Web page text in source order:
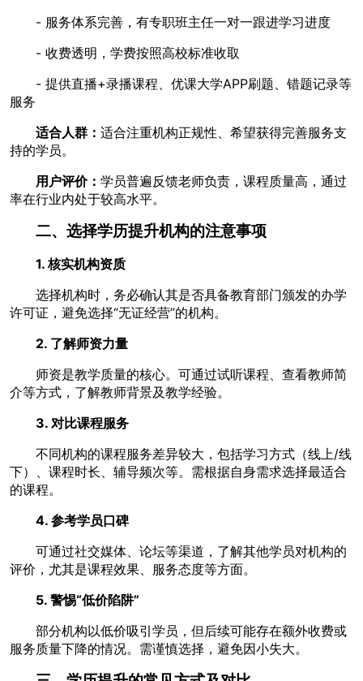
- 服务体系完善，有专职班主任一对一跟进学习进度
- 收费透明，学费按照高校标准收取
- 提供直播+录播课程、优课大学APP刷题、错题记录等
服务
适合人群： 适合注重机构正规性、希望获得完善服务支
持的学员。
用户评价： 学员普遍反馈老师负责，课程质量高，通过
率在行业内处于较高水平。
二、选择学历提升机构的注意事项
1. 核实机构资质
选择机构时，务必确认其是否具备教育部门颁发的办学
许可证，避免选择“无证经营”的机构。
2. 了解师资力量
师资是教学质量的核心。可通过试听课程、查看教师简
介等方式，了解教师背景及教学经验。
3. 对比课程服务
不同机构的课程服务差异较大，包括学习方式（线上/线
下）、课程时长、辅导频次等。需根据自身需求选择最适合
的课程。
4. 参考学员口碑
可通过社交媒体、论坛等渠道，了解其他学员对机构的
评价，尤其是课程效果、服务态度等方面。
5. 警惕“低价陷阱”
部分机构以低价吸引学员，但后续可能存在额外收费或
服务质量下降的情况。需谨慎选择，避免因小失大。